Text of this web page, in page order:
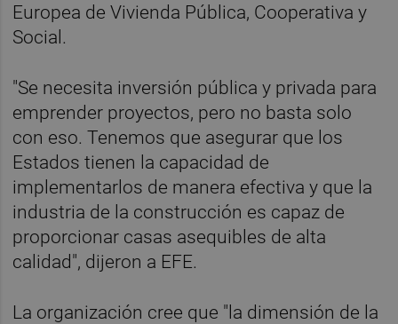
Europea de Vivienda Pública, Cooperativa y
Social.
"Se necesita inversión pública y privada para
emprender proyectos, pero no basta solo
con eso. Tenemos que asegurar que los
Estados tienen la capacidad de
implementarlos de manera efectiva y que la
industria de la construcción es capaz de
proporcionar casas asequibles de alta
calidad", dijeron a EFE.
La organización cree que "la dimensión de la